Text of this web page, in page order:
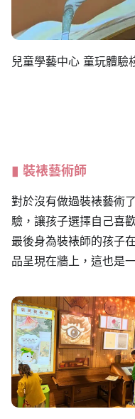
兒童學藝中心 童玩體驗
裝裱藝術師
對於沒有做過裝裱藝術
驗，讓孩子選擇自己喜
最後身為裝裱師的孩子
品呈現在牆上，這也是